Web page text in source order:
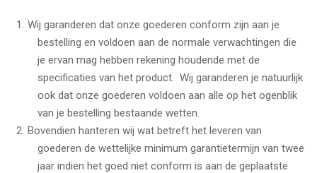
Wij garanderen dat onze goederen conform zijn aan je
bestelling en voldoen aan de normale verwachtingen die
je ervan mag hebben rekening houdende met de
specificaties van het product. Wij garanderen je natuurlijk
ook dat onze goederen voldoen aan alle op het ogenblik
van je bestelling bestaande wetten.
Bovendien hanteren wij wat betreft het leveren van
goederen de wettelijke minimum garantietermijn van twee
jaar indien het goed niet conform is aan de geplaatste